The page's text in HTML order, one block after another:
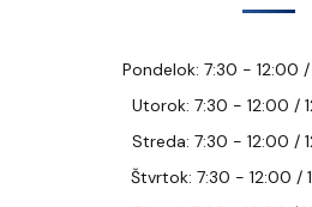
Pondelok: 7:30 - 12:00 /
Utorok: 7:30 - 12:00 /
Streda: 7:30 - 12:00 /
Štvrtok: 7:30 - 12:00 /